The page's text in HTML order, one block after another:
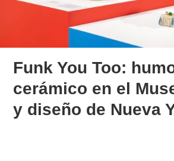
Funk You Too:
cerámico en el
y diseño de Nueva